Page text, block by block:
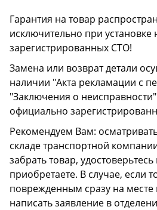
Гарантия на товар
исключительно при
зарегистрированных СТО!
Замена или возврат детали
наличии "Акта рекламации с
"Заключения о
официально
Рекомендуем Вам:
складе транспортной
забрать товар,
приобретаете. В случае, если
поврежденным сразу на
написать заявление в